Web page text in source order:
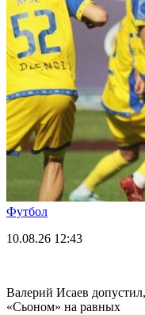
Футбол
10.08.26 12:43
Валерий Исаев
«Сьоном» на равных